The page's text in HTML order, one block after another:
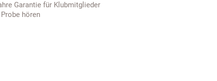
Garantie für Klubmitglieder
hören